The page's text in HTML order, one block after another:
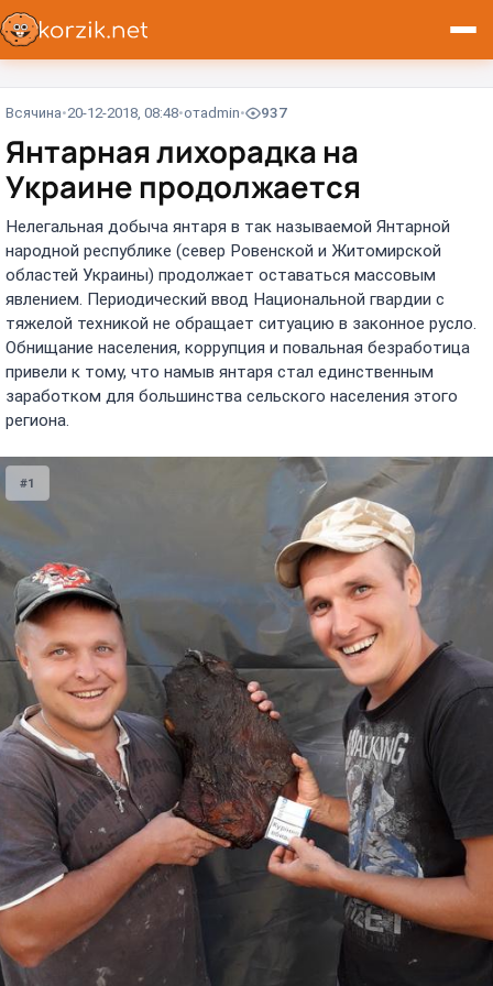
Всячина 20-12-2018, 08:48 отadmin 937
Янтарная лихорадка на
Украине продолжается
Нелегальная добыча янтаря в так называемой Янтарной
народной республике (север Ровенской и Житомирской
областей Украины) продолжает оставаться массовым
явлением. Периодический ввод Национальной гвардии с
тяжелой техникой не обращает ситуацию в законное русло.
Обнищание населения, коррупция и повальная безработица
привели к тому, что намыв янтаря стал единственным
заработком для большинства сельского населения этого
региона.
#1